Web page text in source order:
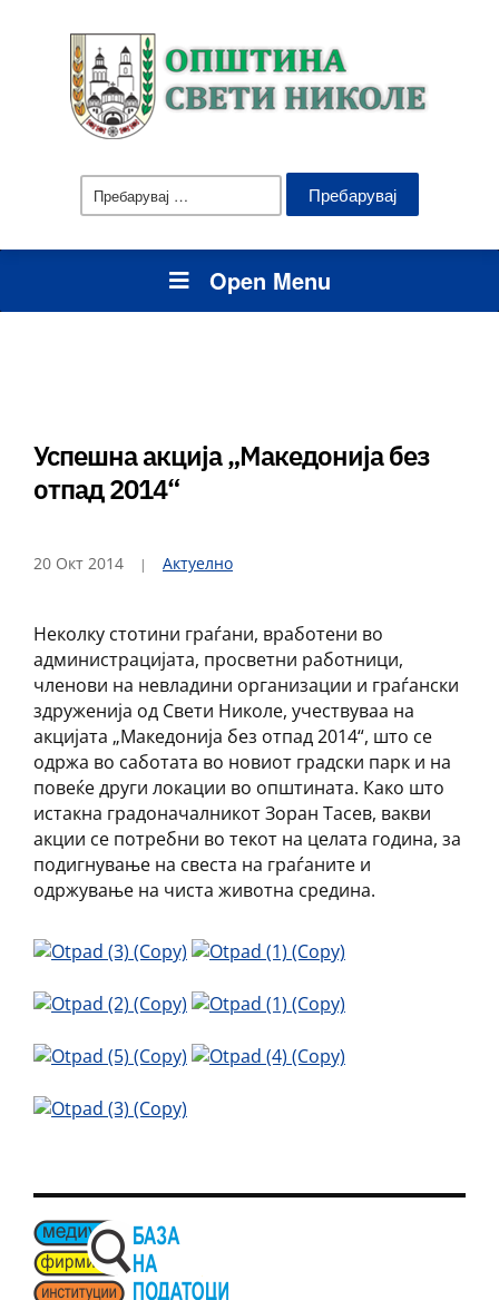
Пребарувај
за:
Open Menu
Успешна акција „Македонија без
отпад 2014“
20 Окт 2014 Актуелно
Неколку стотини граѓани, вработени во
администрацијата, просветни работници,
членови на невладини организации и граѓански
здруженија од Свети Николе, учествуваа на
акцијата „Македонија без отпад 2014“, што се
одржа во саботата во новиот градски парк и на
повеќе други локации во општината. Како што
истакна градоначалникот Зоран Тасев, вакви
акции се потребни во текот на целата година, за
подигнување на свеста на граѓаните и
одржување на чиста животна средина.